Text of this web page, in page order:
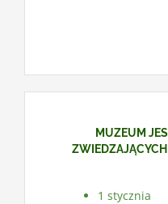
MUZEUM
1 stycznia